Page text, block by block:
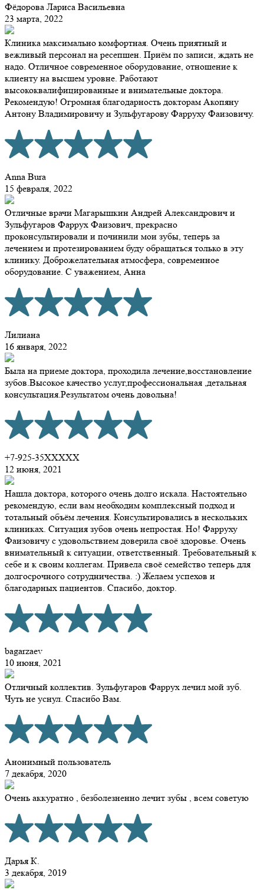
Фёдорова Лариса Васильевна
23 марта, 2022
Клиника максимально комфортная. Очень приятный и
вежливый персонал на ресепшен. Приём по записи, ждать не
надо. Отличное современное оборудование, отношение к
клиенту на высшем уровне. Работают
высококвалифицированные и внимательные доктора.
Рекомендую! Огромная благодарность докторам Акопяну
Антону Владимировичу и Зульфугарову Фарруху Фаизовичу.
Anna Bura
15 февраля, 2022
Отличные врачи Магарышкин Андрей Александрович и
Зульфугаров Фаррух Фаизович, прекрасно
проконсультировали и починили мои зубы, теперь за
лечением и протезированием буду обращаться только в эту
клинику. Доброжелательная атмосфера, современное
оборудование. С уважением, Анна
Лилиана
16 января, 2022
Была на приеме доктора, проходила лечение,восстановление
зубов.Высокое качество услуг,профессиональная ,детальная
консультация.Результатом очень довольна!
+7-925-35XXXXX
12 июня, 2021
Нашла доктора, которого очень долго искала. Настоятельно
рекомендую, если вам необходим комплексный подход и
тотальный объём лечения. Консультировались в нескольких
клиниках. Ситуация зубов очень непростая. Но! Фарруху
Фаизовичу с удовольствием доверила своё здоровье. Очень
внимательный к ситуации, ответственный. Требовательный к
себе и к своим коллегам. Привела своё семейство теперь для
долгосрочного сотрудничества. :) Желаем успехов и
благодарных пациентов. Спасибо, доктор.
bagarzaev
10 июня, 2021
Отличный коллектив. Зульфугаров Фаррух лечил мой зуб.
Чуть не уснул. Спасибо Вам.
Анонимный пользователь
7 декабря, 2020
Очень аккуратно , безболезненно лечит зубы , всем советую
Дарья К.
3 декабря, 2019